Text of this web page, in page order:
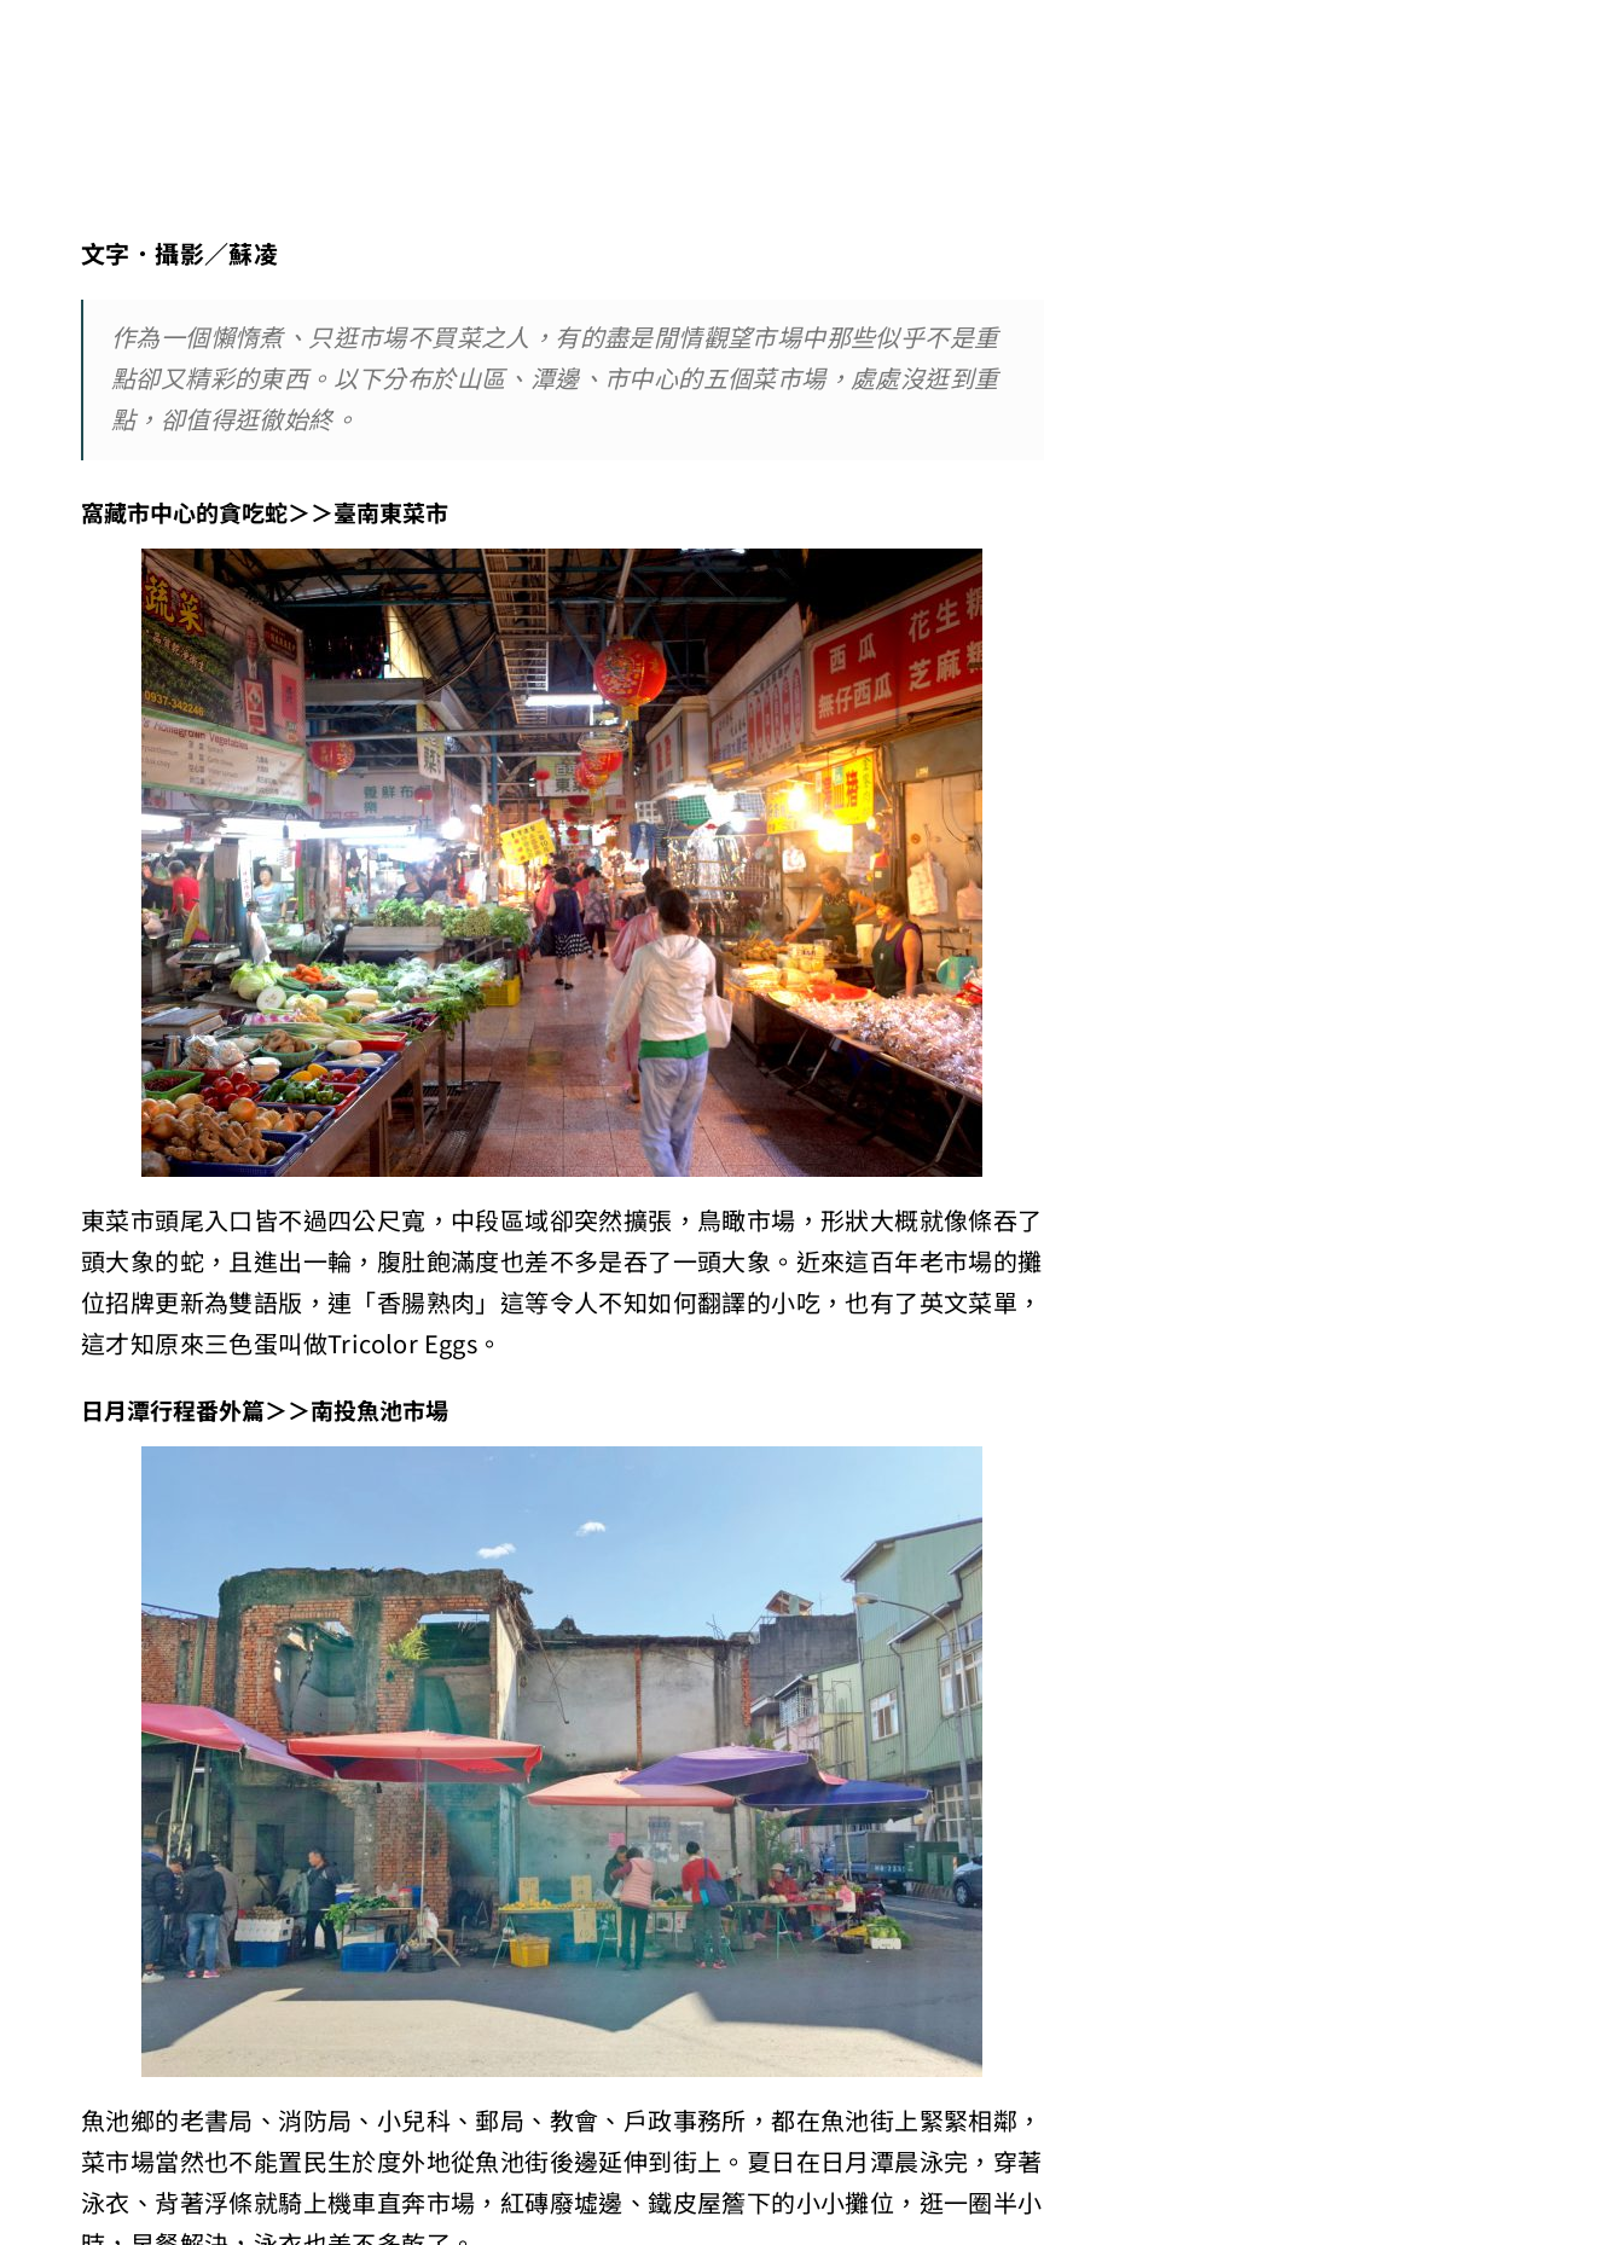
文字．攝影／蘇凌
作為一個懶惰煮、只逛市場不買菜之人，有的盡是閒情觀望市場中那些似乎不是重
點卻又精彩的東西。以下分布於山區、潭邊、市中心的五個菜市場，處處沒逛到重
點，卻值得逛徹始終。
窩藏市中心的貪吃蛇＞＞臺南東菜市
東菜市頭尾入口皆不過四公尺寬，中段區域卻突然擴張，鳥瞰市場，形狀大概就像條吞了
頭大象的蛇，且進出一輪，腹肚飽滿度也差不多是吞了一頭大象。近來這百年老市場的攤
位招牌更新為雙語版，連「香腸熟肉」這等令人不知如何翻譯的小吃，也有了英文菜單，
這才知原來三色蛋叫做Tricolor Eggs。
日月潭行程番外篇＞＞南投魚池市場
魚池鄉的老書局、消防局、小兒科、郵局、教會、戶政事務所，都在魚池街上緊緊相鄰，
菜市場當然也不能置民生於度外地從魚池街後邊延伸到街上。夏日在日月潭晨泳完，穿著
泳衣、背著浮條就騎上機車直奔市場，紅磚廢墟邊、鐵皮屋簷下的小小攤位，逛一圈半小